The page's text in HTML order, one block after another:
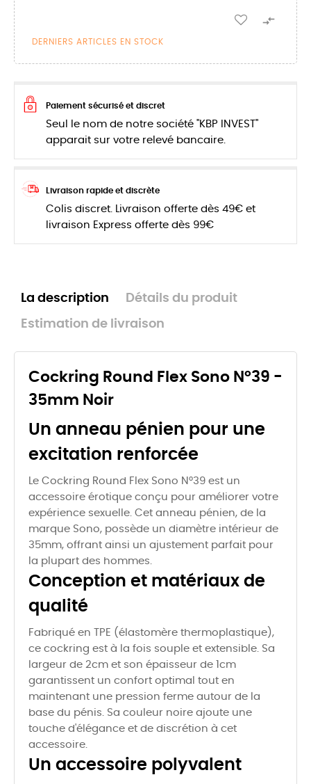

DERNIERS ARTICLES EN STOCK
Paiement sécurisé et discret
Seul le nom de notre société "KBP INVEST"
apparait sur votre relevé bancaire.
Livraison rapide et discrète
Colis discret. Livraison offerte dès 49€ et
livraison Express offerte dès 99€
La description Détails du produit
Estimation de livraison
Cockring Round Flex Sono N°39 -
35mm Noir
Un anneau pénien pour une
excitation renforcée
Le Cockring Round Flex Sono N°39 est un
accessoire érotique conçu pour améliorer votre
expérience sexuelle. Cet anneau pénien, de la
marque Sono, possède un diamètre intérieur de
35mm, offrant ainsi un ajustement parfait pour
la plupart des hommes.
Conception et matériaux de
qualité
Fabriqué en TPE (élastomère thermoplastique),
ce cockring est à la fois souple et extensible. Sa
largeur de 2cm et son épaisseur de 1cm
garantissent un confort optimal tout en
maintenant une pression ferme autour de la
base du pénis. Sa couleur noire ajoute une
touche d'élégance et de discrétion à cet
accessoire.
Un accessoire polyvalent